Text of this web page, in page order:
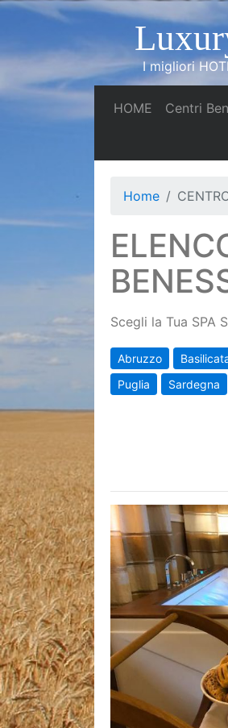
I migliori
HOME (current)
Centri
Home
Scegli la Tua SPA
Abruzzo
Puglia
Sardegna